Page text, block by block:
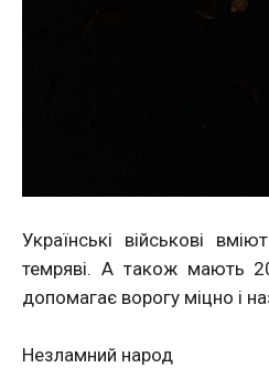
Українські військові
темряві. А також мають
допомагає ворогу міцно і
Незламний народ